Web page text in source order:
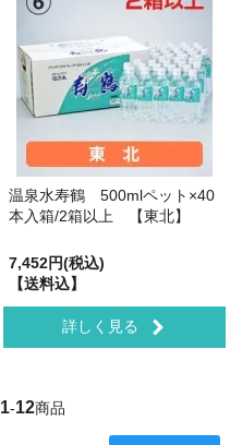
温泉水寿鶴 500mlペット×40
本入箱/2箱以上 【東北】
7,452円(税込)
【送料込】
詳しく見る
1-12商品